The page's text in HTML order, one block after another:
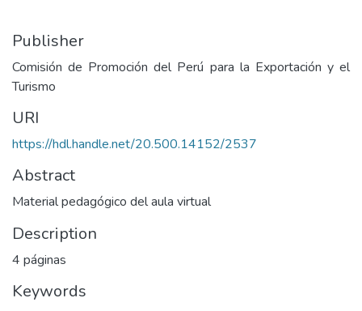
Publisher
Comisión de Promoción del Perú para la Exportación y el
Turismo
URI
https://hdl.handle.net/20.500.14152/2537
Abstract
Material pedagógico del aula virtual
Description
4 páginas
Keywords